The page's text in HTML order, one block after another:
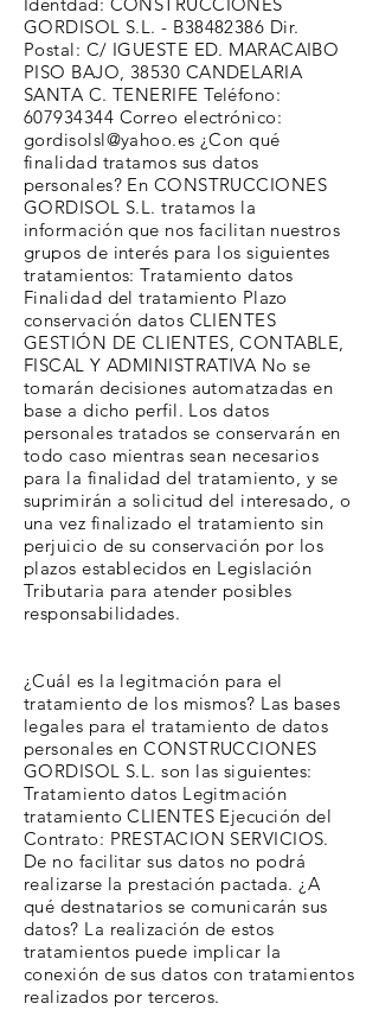
GORDISOL S.L. - B38482386 Dir.
Postal: C/ IGUESTE ED. MARACAIBO
PISO BAJO, 38530 CANDELARIA
SANTA C. TENERIFE Teléfono:
607934344 Correo electrónico:
gordisolsl@yahoo.es ¿Con qué
finalidad tratamos sus datos
personales? En CONSTRUCCIONES
GORDISOL S.L. tratamos la
información que nos facilitan nuestros
grupos de interés para los siguientes
tratamientos: Tratamiento datos
Finalidad del tratamiento Plazo
conservación datos CLIENTES
GESTIÓN DE CLIENTES, CONTABLE,
FISCAL Y ADMINISTRATIVA No se
tomarán decisiones automatzadas en
base a dicho perfil. Los datos
personales tratados se conservarán en
todo caso mientras sean necesarios
para la finalidad del tratamiento, y se
suprimirán a solicitud del interesado, o
una vez finalizado el tratamiento sin
perjuicio de su conservación por los
plazos establecidos en Legislación
Tributaria para atender posibles
responsabilidades.
¿Cuál es la legitmación para el
tratamiento de los mismos? Las bases
legales para el tratamiento de datos
personales en CONSTRUCCIONES
GORDISOL S.L. son las siguientes:
Tratamiento datos Legitmación
tratamiento CLIENTES Ejecución del
Contrato: PRESTACION SERVICIOS.
De no facilitar sus datos no podrá
realizarse la prestación pactada. ¿A
qué destnatarios se comunicarán sus
datos? La realización de estos
tratamientos puede implicar la
conexión de sus datos con tratamientos
realizados por terceros.